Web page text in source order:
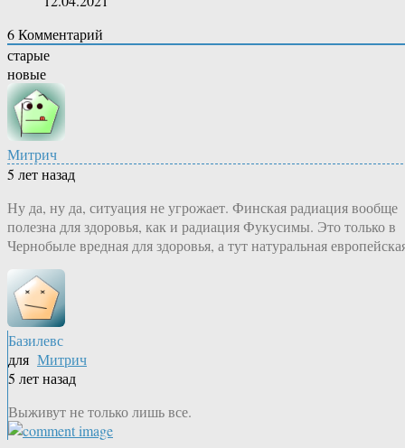
6Комментарий
старые
новые
Митрич
5 лет назад
Ну да, ну да, ситуация не угрожает. Финская радиация вообще
полезна для здоровья, как и радиация Фукусимы. Это только в
Чернобыле вредная для здоровья, а тут натуральная
Базилевс
для Митрич
5 лет назад
Выживут не только лишь все.